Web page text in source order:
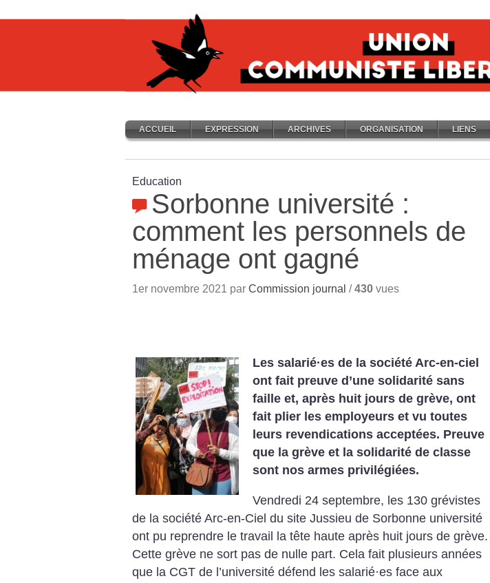
ACCUEIL EXPRESSION ARCHIVES ORGANISATION LIENS
Education
Sorbonne université :
comment les personnels de
ménage ont gagné
1er novembre 2021 par Commission journal /430 vues
Les salarié·es de la société Arc-en-ciel
ont fait preuve d’une solidarité sans
faille et, après huit jours de grève, ont
fait plier les employeurs et vu toutes
leurs revendications acceptées. Preuve
que la grève et la solidarité de classe
sont nos armes privilégiées.
Vendredi 24 septembre, les 130 grévistes
de la société Arc-en-Ciel du site Jussieu de Sorbonne université
ont pu reprendre le travail la tête haute après huit jours de grève.
Cette grève ne sort pas de nulle part. Cela fait plusieurs années
que la CGT de l’université défend les salarié·es face aux